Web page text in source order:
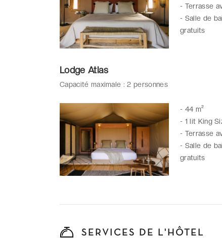
- Terrasse
- Salle de
gratuits
Lodge Atlas
Capacité maximale : 2 personnes
- 44 m²
- 1 lit King
- Terrasse
- Salle de
gratuits
SERVICES DE L'HÔTEL